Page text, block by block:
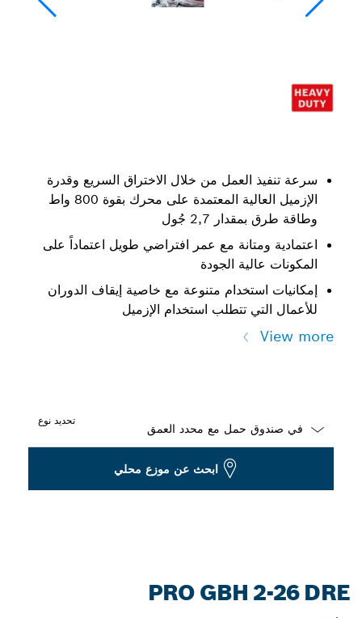
سرعة تنفيذ العمل من خلال الاختراق السريع وقدرة
الإزميل العالية المعتمدة على محرك بقوة 800 واط
وطاقة طرق بمقدار 2,7 جُول
اعتمادية ومتانة مع عمر افتراضي طويل اعتماداً على
المكونات عالية الجودة
إمكانيات استخدام متنوعة مع خاصية إيقاف الدوران
للأعمال التي تتطلب استخدام الإزميل
View more
تحديد نوع
ابحث عن موزع محلي
PRO GBH 2-26 DRE